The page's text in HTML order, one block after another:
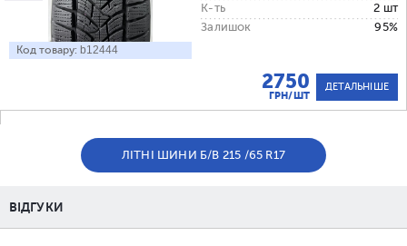
Код товару: b12444
К-ть
2 шт
Залишок
95%
2750
ГРН/ШТ
ДЕТАЛЬНІШЕ
ЛІТНІ ШИНИ Б/В 215 /65 R17
ВІДГУКИ